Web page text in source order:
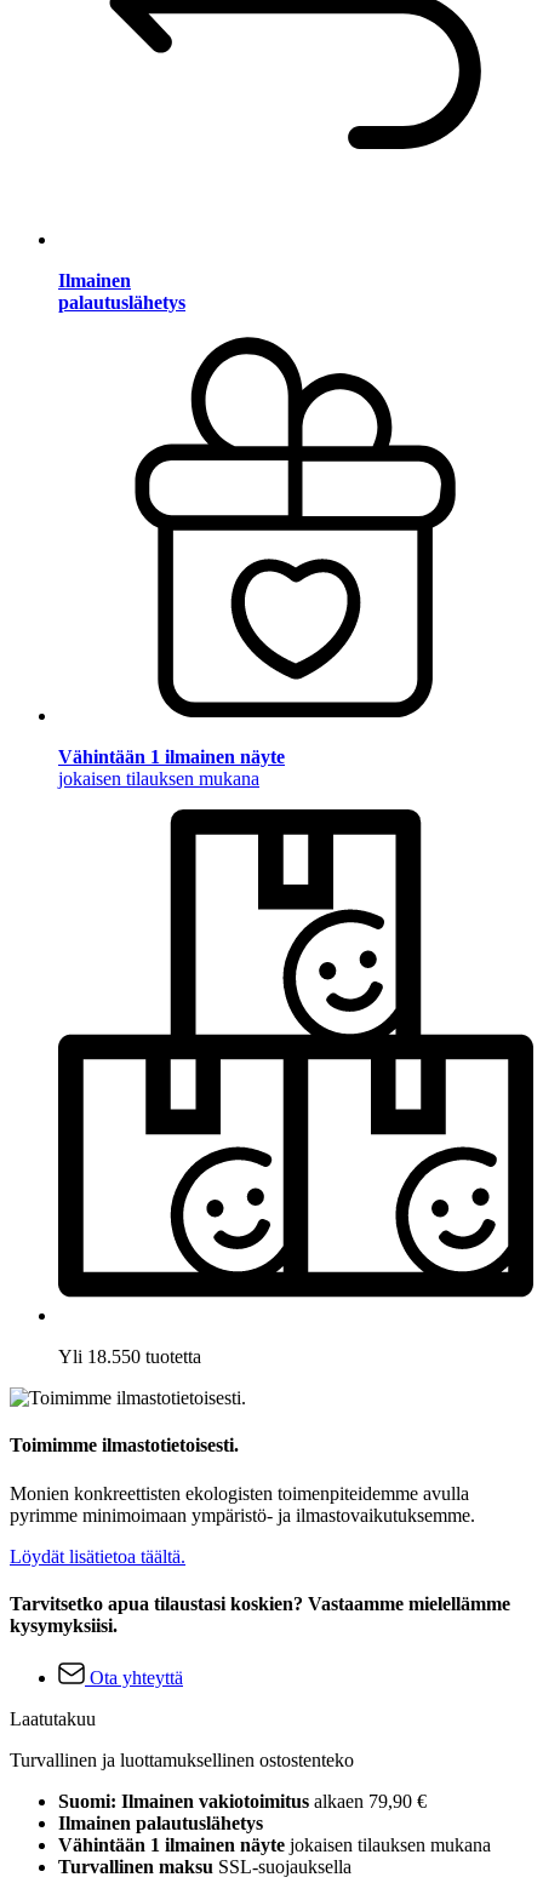
Ilmainen
palautuslähetys
Vähintään 1 ilmainen näyte
jokaisen tilauksen mukana
Yli 18.550 tuotetta
Toimimme ilmastotietoisesti.
Monien konkreettisten ekologisten toimenpiteidemme avulla
pyrimme minimoimaan ympäristö- ja ilmastovaikutuksemme.
Löydät lisätietoa täältä.
Tarvitsetko apua tilaustasi koskien? Vastaamme mielellämme
kysymyksiisi.
Ota yhteyttä
Laatutakuu
Turvallinen ja luottamuksellinen ostostenteko
Suomi: Ilmainen vakiotoimitus alkaen 79,90 €
Ilmainen palautuslähetys
Vähintään 1 ilmainen näyte jokaisen tilauksen mukana
Turvallinen maksu SSL-suojauksella